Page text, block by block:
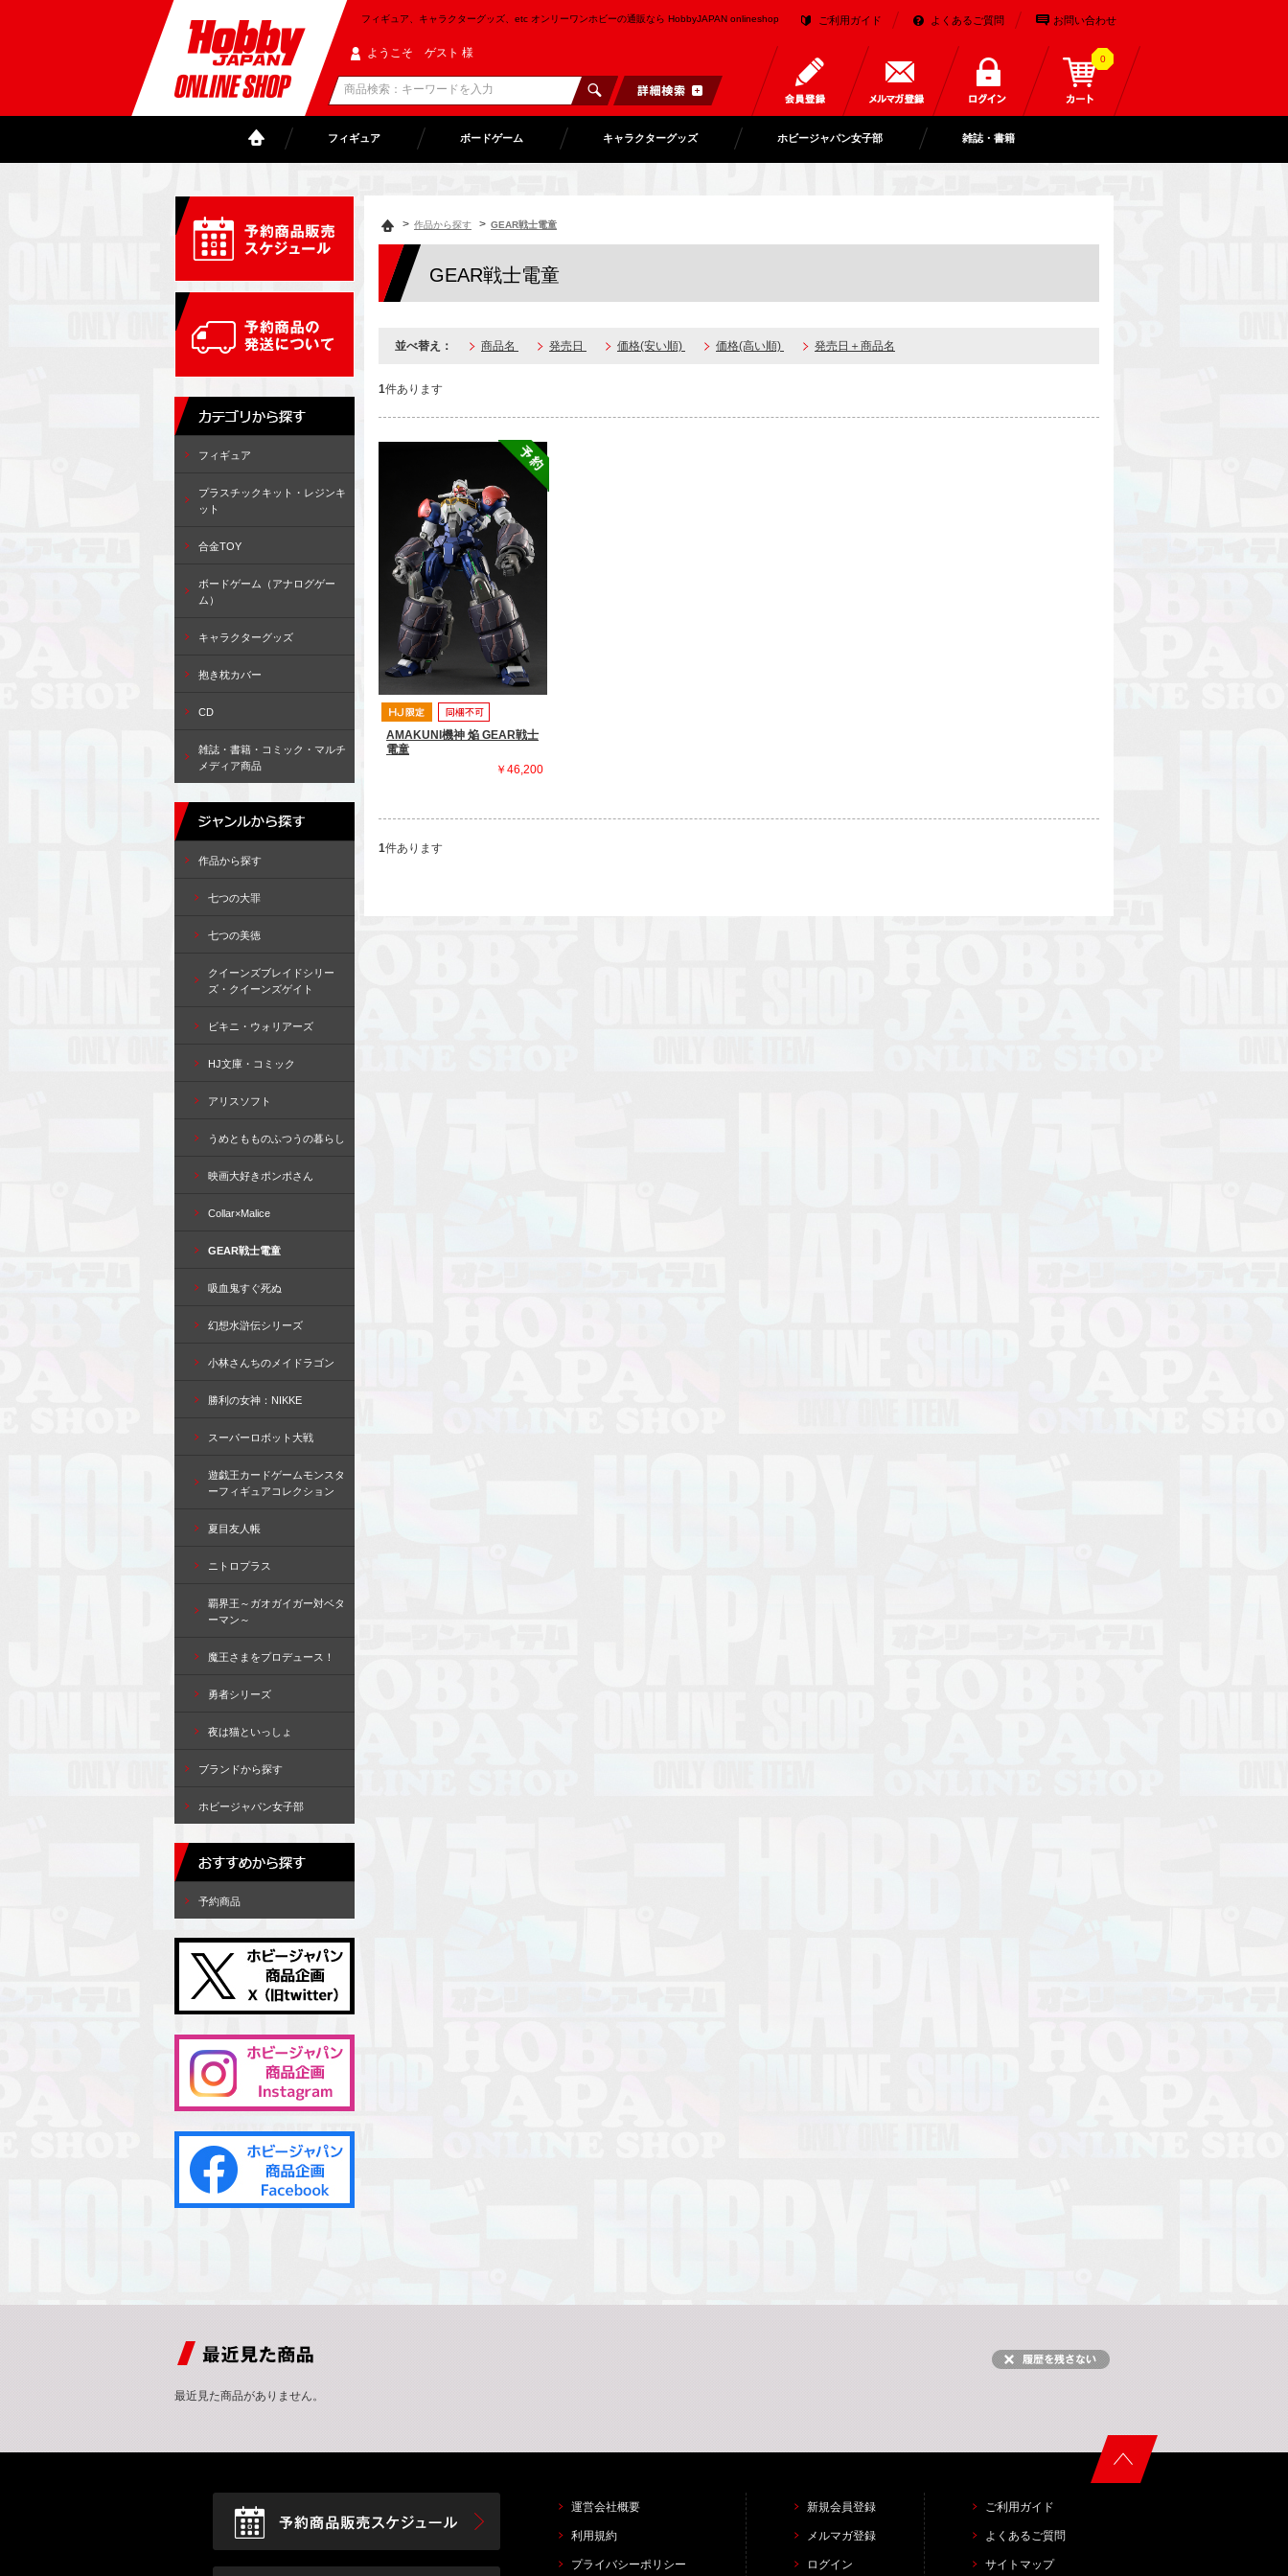
フィギュア、キャラクターグッズ、etc オンリーワンホビーの通販なら HobbyJAPAN onlineshop ご利用ガイド よくあるご質問 お問い合わせ
ようこそ ゲスト 様 0
フィギュア ボードゲーム キャラクターグッズ ホビージャパン女子部 雑誌・書籍
> 作品から探す > GEAR戦士電童
GEAR戦士電童
並べ替え： 商品名 発売日 価格(安い順) 価格(高い順) 発売日＋商品名
1件あります
AMAKUNI機神 焔 GEAR戦士
電童
￥46,200
1件あります
フィギュア
プラスチックキット・レジンキ
ット
合金TOY
ボードゲーム（アナログゲー
ム）
キャラクターグッズ
抱き枕カバー
CD
雑誌・書籍・コミック・マルチ
メディア商品
作品から探す
七つの大罪
七つの美徳
クイーンズブレイドシリー
ズ・クイーンズゲイト
ビキニ・ウォリアーズ
HJ文庫・コミック
アリスソフト
うめともものふつうの暮らし
映画大好きポンポさん
Collar×Malice
GEAR戦士電童
吸血鬼すぐ死ぬ
幻想水滸伝シリーズ
小林さんちのメイドラゴン
勝利の女神：NIKKE
スーパーロボット大戦
遊戯王カードゲームモンスタ
ーフィギュアコレクション
夏目友人帳
ニトロプラス
覇界王～ガオガイガー対ベタ
ーマン～
魔王さまをプロデュース！
勇者シリーズ
夜は猫といっしょ
ブランドから探す
ホビージャパン女子部
予約商品
最近見た商品がありません。
運営会社概要
利用規約
プライバシーポリシー
新規会員登録
メルマガ登録
ログイン
ご利用ガイド
よくあるご質問
サイトマップ